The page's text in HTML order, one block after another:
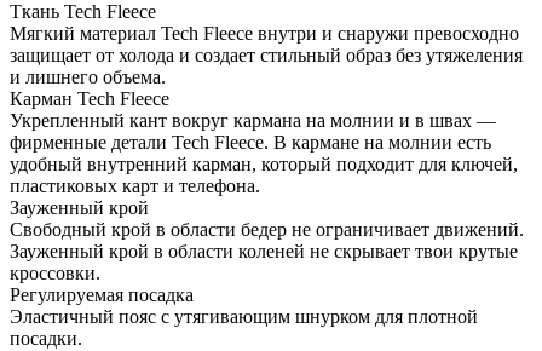
Ткань Tech Fleece
Мягкий материал Tech Fleece внутри и снаружи превосходно
защищает от холода и создает стильный образ без утяжеления
и лишнего объема.
Карман Tech Fleece
Укрепленный кант вокруг кармана на молнии и в швах —
фирменные детали Tech Fleece. В кармане на молнии есть
удобный внутренний карман, который подходит для ключей,
пластиковых карт и телефона.
Зауженный крой
Свободный крой в области бедер не ограничивает движений.
Зауженный крой в области коленей не скрывает твои крутые
кроссовки.
Регулируемая посадка
Эластичный пояс с утягивающим шнурком для плотной
посадки.